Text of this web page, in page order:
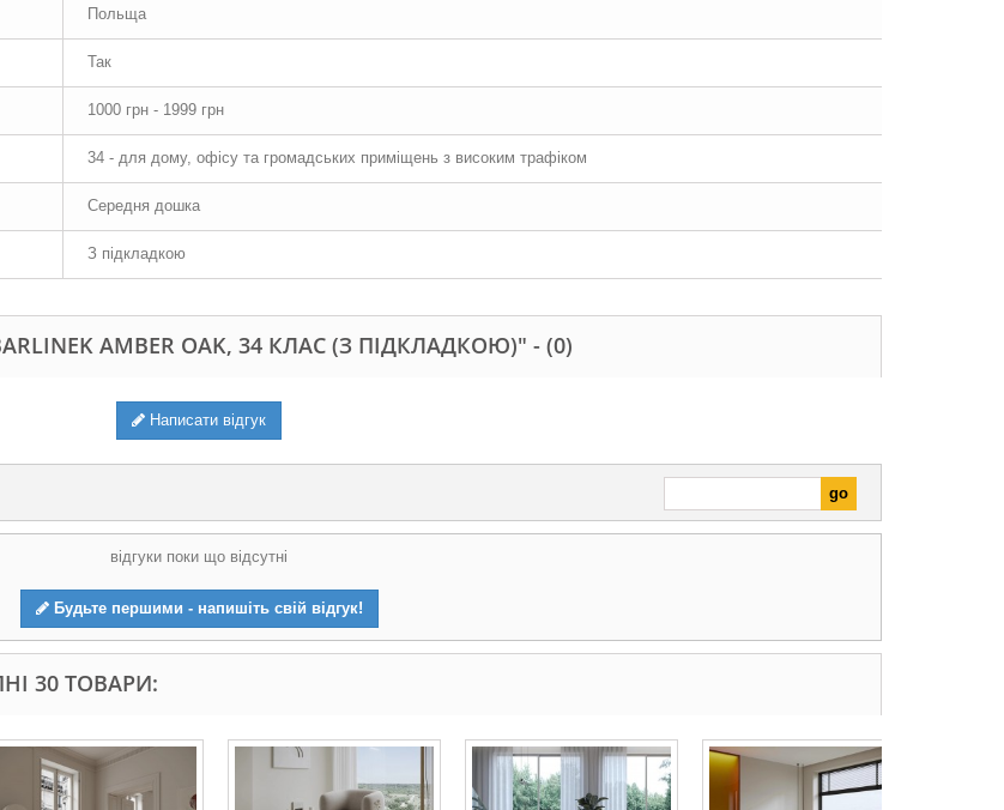
Польща
Так
1000 грн - 1999 грн
34 - для дому, офісу та громадських приміщень з високим трафіком
Середня дошка
З підкладкою
AMBER OAK, 34 КЛАС (З ПІДКЛАДКОЮ)" - (0)
Написати відгук
відгуки поки що відсутні
Будьте першими - напишіть свій відгук!
30 ТОВАРИ: